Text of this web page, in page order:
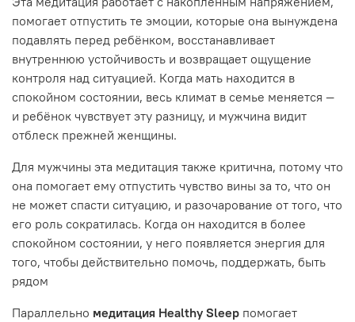
помогает отпустить те эмоции, которые она вынуждена
подавлять перед ребёнком, восстанавливает
внутреннюю устойчивость и возвращает ощущение
контроля над ситуацией. Когда мать находится в
спокойном состоянии, весь климат в семье меняется —
и ребёнок чувствует эту разницу, и мужчина видит
отблеск прежней женщины.
Для мужчины эта медитация также критична, потому что
она помогает ему отпустить чувство вины за то, что он
не может спасти ситуацию, и разочарование от того, что
его роль сократилась. Когда он находится в более
спокойном состоянии, у него появляется энергия для
того, чтобы действительно помочь, поддержать, быть
рядом
Параллельно медитация Healthy Sleep помогает